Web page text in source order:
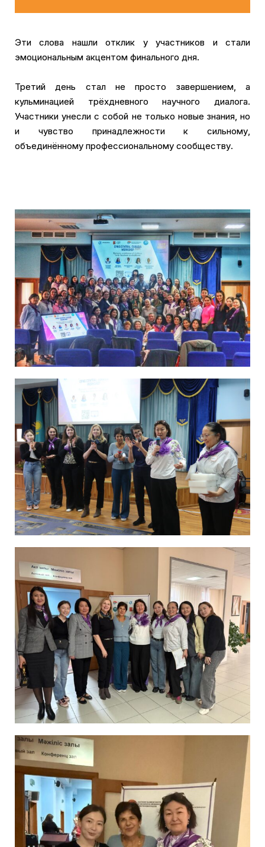
Эти слова нашли отклик у участников и стали
эмоциональным акцентом финального дня.
Третий день стал не просто завершением, а
кульминацией трёхдневного научного диалога.
Участники унесли с собой не только новые знания, но
и чувство принадлежности к сильному,
объединённому профессиональному сообществу.